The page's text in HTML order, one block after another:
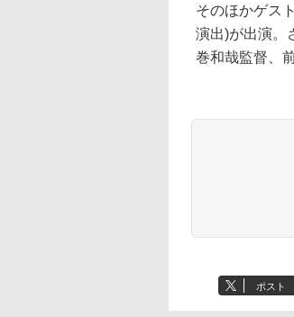
そのほかゲス
演出)が出演。
巻和哉監督、
ポスト